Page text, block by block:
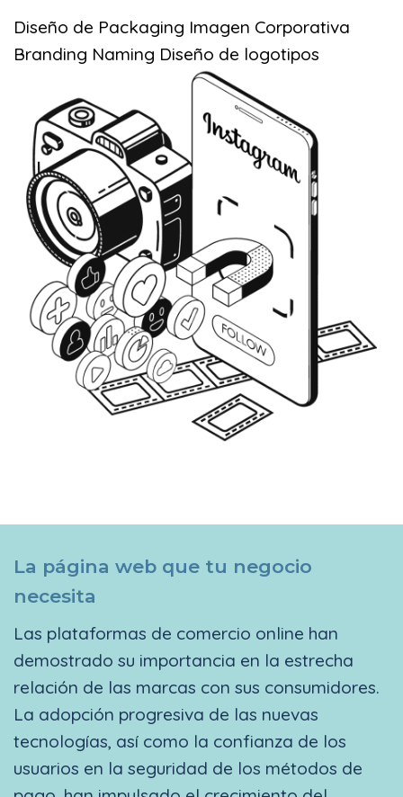
Diseño de Packaging Imagen Corporativa
Branding Naming Diseño de logotipos
La página web que tu negocio
necesita
Las plataformas de comercio online han
demostrado su importancia en la estrecha
relación de las marcas con sus consumidores.
La adopción progresiva de las nuevas
tecnologías, así como la confianza de los
usuarios en la seguridad de los métodos de